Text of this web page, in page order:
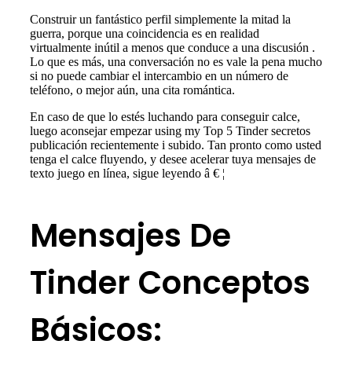
Construir un fantástico perfil simplemente la mitad la
guerra, porque una coincidencia es en realidad
virtualmente inútil a menos que conduce a una discusión .
Lo que es más, una conversación no es vale la pena mucho
si no puede cambiar el intercambio en un número de
teléfono, o mejor aún, una cita romántica.
En caso de que lo estés luchando para conseguir calce,
luego aconsejar empezar using my Top 5 Tinder secretos
publicación recientemente i subido. Tan pronto como usted
tenga el calce fluyendo, y desee acelerar tuya mensajes de
texto juego en línea, sigue leyendo â € ¦
Mensajes De
Tinder Conceptos
Básicos: